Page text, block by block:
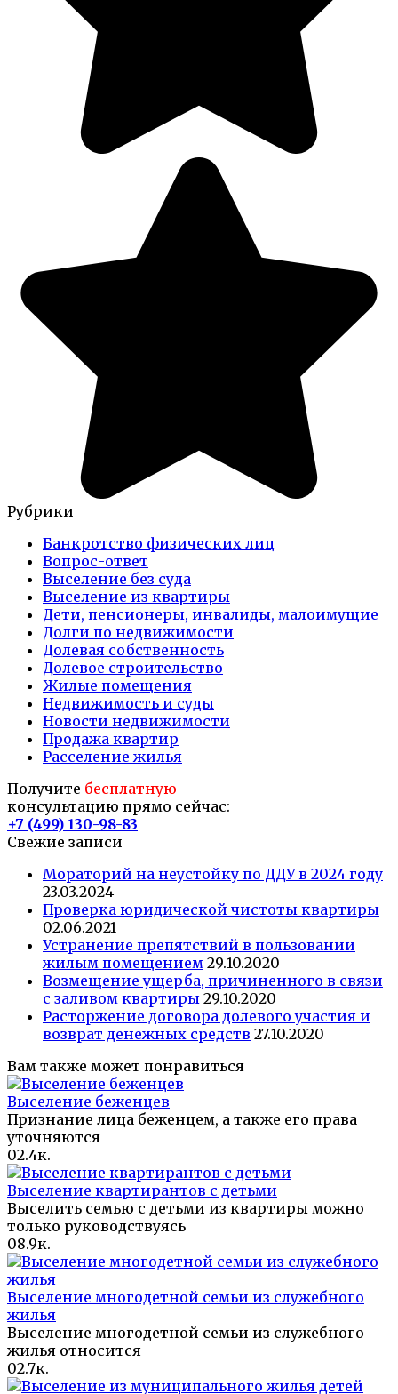
Рубрики
Банкротство физических лиц
Вопрос-ответ
Выселение без суда
Выселение из квартиры
Дети, пенсионеры, инвалиды, малоимущие
Долги по недвижимости
Долевая собственность
Долевое строительство
Жилые помещения
Недвижимость и суды
Новости недвижимости
Продажа квартир
Расселение жилья
Получите бесплатную
консультацию прямо сейчас:
+7 (499) 130-98-83
Свежие записи
Mораторий на неустойку по ДДУ в 2024 году
23.03.2024
Проверка юридической чистоты квартиры
02.06.2021
Устранение препятствий в пользовании
жилым помещением 29.10.2020
Возмещение ущерба, причиненного в связи
с заливом квартиры 29.10.2020
Расторжение договора долевого участия и
возврат денежных средств 27.10.2020
Вам также может понравиться
Выселение беженцев
Признание лица беженцем, а также его права
уточняются
02.4к.
Выселение квартирантов с детьми
Выселить семью с детьми из квартиры можно
только руководствуясь
08.9к.
Выселение многодетной семьи из служебного
жилья
Выселение многодетной семьи из служебного
жилья относится
02.7к.